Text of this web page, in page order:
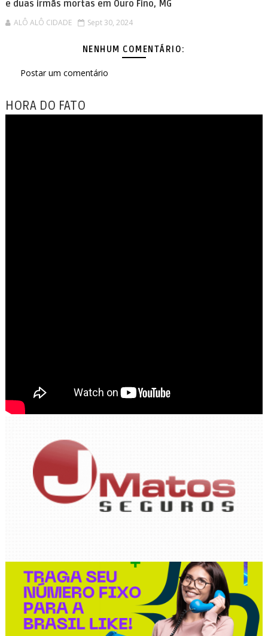
e duas irmãs mortas em Ouro Fino, MG
ALÔ ALÔ CIDADE Sept 30, 2024
NENHUM COMENTÁRIO:
Postar um comentário
HORA DO FATO